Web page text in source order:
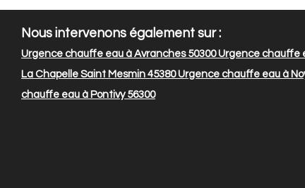
Nous intervenons également sur :
Urgence chauffe eau à Avranches 50300Urgence chauffe
La Chapelle Saint Mesmin 45380Urgence chauffe eau à
chauffe eau à Pontivy 56300